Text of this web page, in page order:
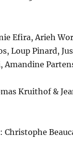
Efira, Arieh
Loup Pinard,
Amandine
Kruithof &
: Christophe